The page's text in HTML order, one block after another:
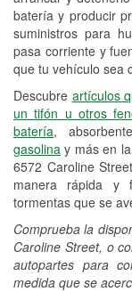
batería y producir
suministros para
pasa corriente y
que tu vehículo sea
Descubre artículos
un tifón u otros
batería,
gasolina y más en
6572 Caroline
manera rápida y
tormentas que se
Comprueba la
Caroline Street, o
autopartes para
medida que se
Conoce